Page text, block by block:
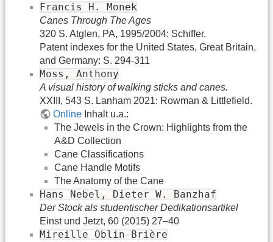
Francis H. Monek
Canes Through The Ages
320 S. Atglen, PA, 1995/2004: Schiffer.
Patent indexes for the United States, Great Britain,
and Germany: S. 294-311
Moss, Anthony
A visual history of walking sticks and canes.
XXIII, 543 S. Lanham 2021: Rowman & Littlefield.
Online Inhalt u.a.:
The Jewels in the Crown: Highlights from the
A&D Collection
Cane Classifications
Cane Handle Motifs
The Anatomy of the Cane
Hans Nebel, Dieter W. Banzhaf
Der Stock als studentischer Dedikationsartikel
Einst und Jetzt, 60 (2015) 27–40
Mireille Oblin-Brière